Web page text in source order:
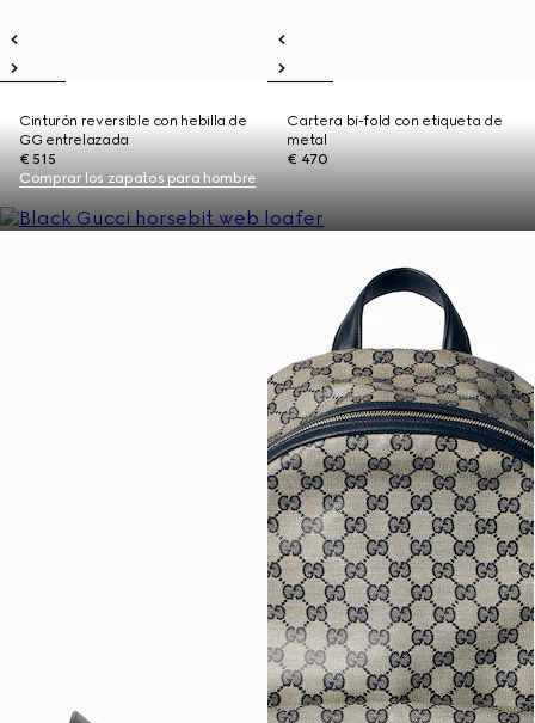
Cinturón reversible con hebilla de
GG entrelazada
€ 515
Cartera bi-fold con etiqueta de
metal
€ 470
Comprar los zapatos para hombre